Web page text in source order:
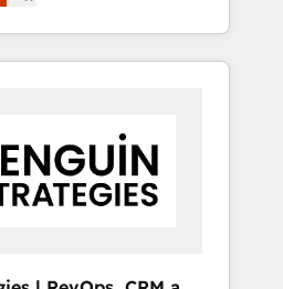
FTE team members.
and managed
that include new
development, and
entreprises qui auront
problème ?
savent que l'IA est vitale
le paradoxe français :
nulle. La solution
Augmentée. Ce n'est pas